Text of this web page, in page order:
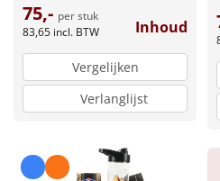
Deken (fleece plaid)
Alle artikelen
Ideeën
75,- per stuk
83,65 incl. BTW Inhoud
Vergelijken
Verlanglijst